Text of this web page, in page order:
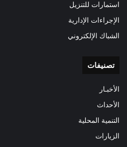
استمارات للتنزيل
الإجراءات الإدارية
الشباك الإلكتروني
تصنيفات
الأخبـار
الأحداث
التنمية المحلية
الزيارات